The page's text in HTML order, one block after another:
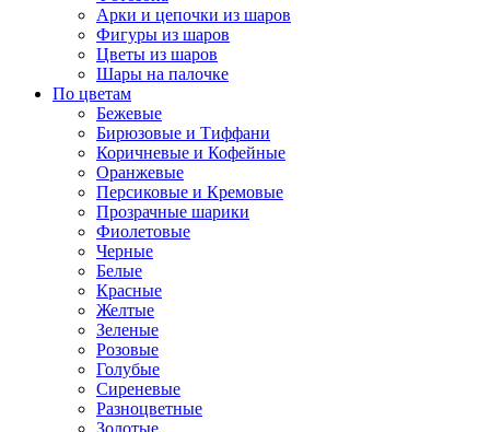
Арки и цепочки из шаров
Фигуры из шаров
Цветы из шаров
Шары на палочке
По цветам
Бежевые
Бирюзовые и Тиффани
Коричневые и Кофейные
Оранжевые
Персиковые и Кремовые
Прозрачные шарики
Фиолетовые
Черные
Белые
Красные
Желтые
Зеленые
Розовые
Голубые
Сиреневые
Разноцветные
Золотые